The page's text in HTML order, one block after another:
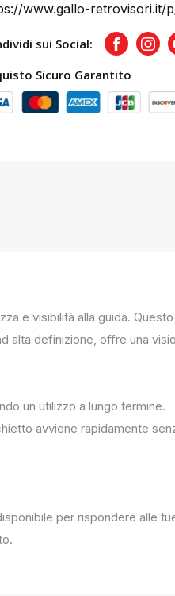
www.gallo-retrovisori.it/
sui Social: Facebook
Sicuro Garantito
e visibilità alla guida.
definizione, offre una
un utilizzo a lungo termine.
avviene rapidamente
per rispondere alle